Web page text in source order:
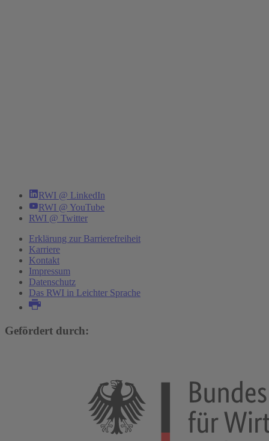
RWI @ LinkedIn
RWI @ YouTube
RWI @ Twitter
Erklärung zur Barrierefreiheit
Karriere
Kontakt
Impressum
Datenschutz
Das RWI in Leichter Sprache
Gefördert durch: